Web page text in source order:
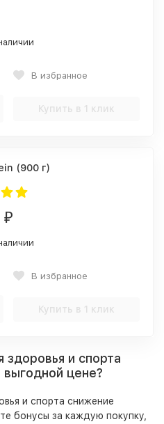
В избранное
Купить в 1 клик
(900 г)
₽
В избранное
Купить в 1 клик
здоровья и спорта
цене?
и спорта снижение
бонусы за каждую покупку,